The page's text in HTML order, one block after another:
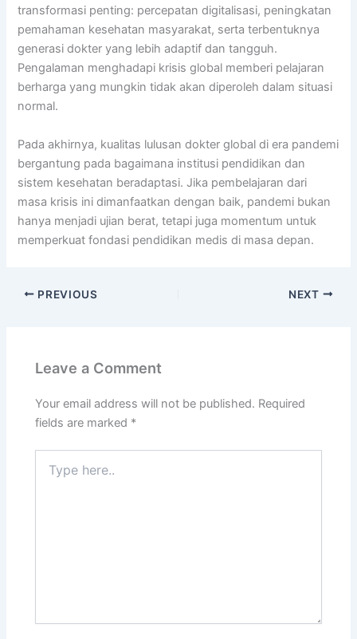
transformasi penting: percepatan digitalisasi, peningkatan
pemahaman kesehatan masyarakat, serta terbentuknya
generasi dokter yang lebih adaptif dan tangguh.
Pengalaman menghadapi krisis global memberi pelajaran
berharga yang mungkin tidak akan diperoleh dalam situasi
normal.
Pada akhirnya, kualitas lulusan dokter global di era pandemi
bergantung pada bagaimana institusi pendidikan dan
sistem kesehatan beradaptasi. Jika pembelajaran dari
masa krisis ini dimanfaatkan dengan baik, pandemi bukan
hanya menjadi ujian berat, tetapi juga momentum untuk
memperkuat fondasi pendidikan medis di masa depan.
PREVIOUS NEXT
Leave a Comment
Your email address will not be published. Required
fields are marked *
here..